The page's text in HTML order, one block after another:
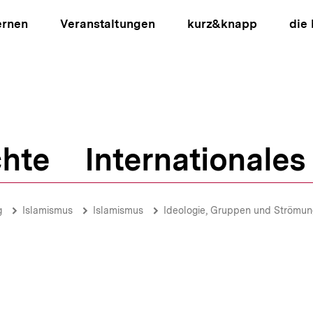
Veranstaltungen kurz&knapp die
Internationales
Islamismus Islamismus Ideologie, Gruppen und